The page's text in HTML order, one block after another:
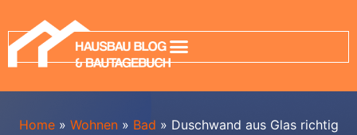
Home » Wohnen » Bad » Duschwand aus Glas richtig